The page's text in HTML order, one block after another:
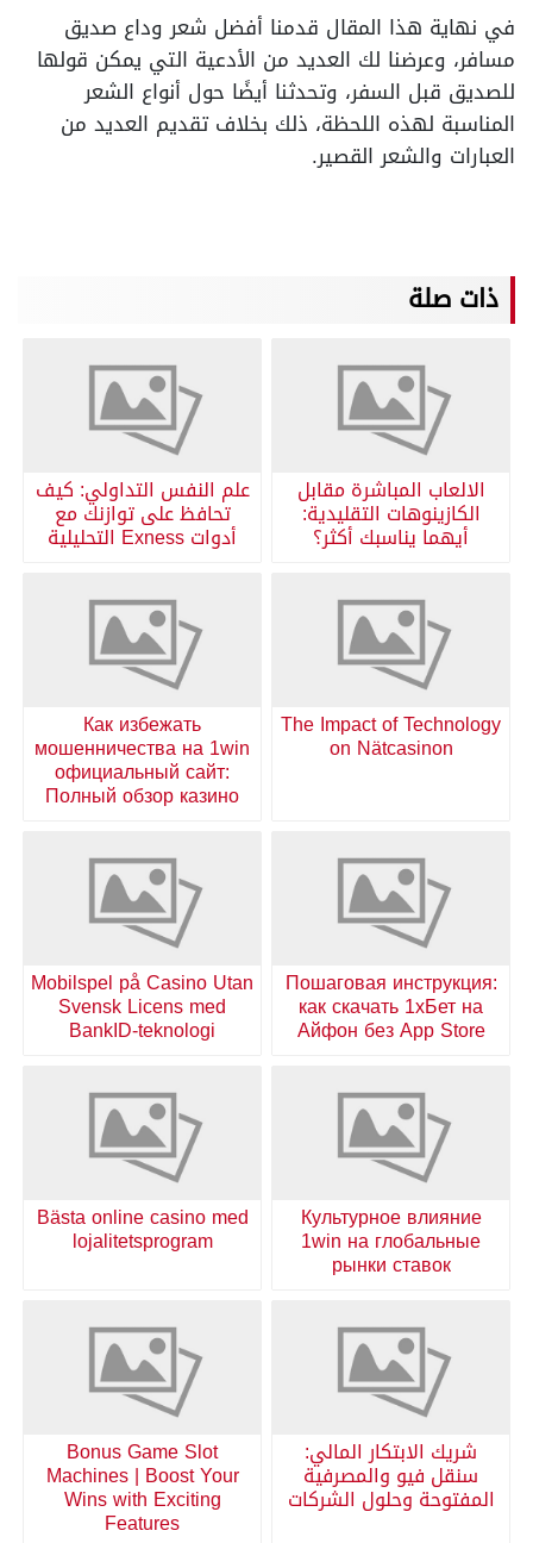
في نهاية هذا المقال قدمنا أفضل شعر وداع صديق
مسافر، وعرضنا لك العديد من الأدعية التي يمكن قولها
للصديق قبل السفر، وتحدثنا أيضًا حول أنواع الشعر
المناسبة لهذه اللحظة، ذلك بخلاف تقديم العديد من
العبارات والشعر القصير.
ذات صلة
الالعاب المباشرة مقابل
الكازينوهات التقليدية:
أيهما يناسبك أكثر؟
علم النفس التداولي: كيف
تحافظ على توازنك مع
أدوات Exness التحليلية
The Impact of Technology
on Nätcasinon
Как избежать
мошенничества на 1win
официальный сайт:
Полный обзор казино
Пошаговая инструкция:
как скачать 1хБет на
Айфон без App Store
Mobilspel på Casino Utan
Svensk Licens med
BankID-teknologi
Культурное влияние
1win на глобальные
рынки ставок
Bästa online casino med
lojalitetsprogram
شريك الابتكار المالي:
سنقل فيو والمصرفية
المفتوحة وحلول الشركات
Bonus Game Slot
Machines | Boost Your
Wins with Exciting
Features